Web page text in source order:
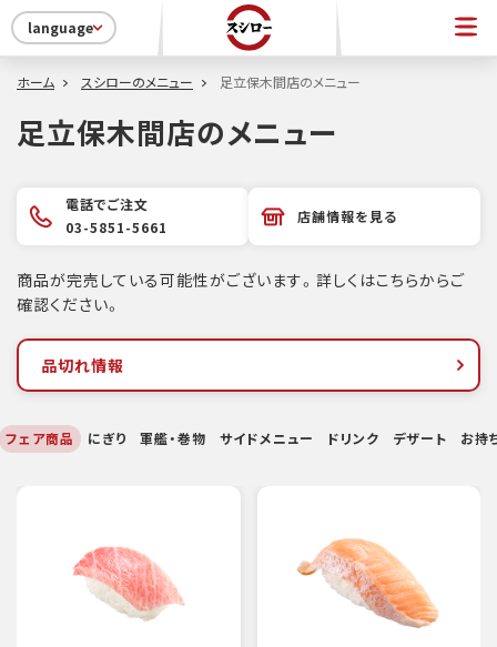
language
ホーム スシローのメニュー 足立保木間店のメニュー
足立保木間店のメニュー
電話でご注文
03-5851-5661
店舗情報を見る
商品が完売している可能性がございます。詳しくはこちらからご
確認ください。
品切れ情報
フェア商品 にぎり 軍艦・巻物 サイドメニュー ドリンク デザート お持